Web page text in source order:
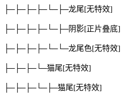
├─├─├─├─└─├─龙尾[无特效]
├─├─├─├─└─├─阴影[正片叠底]
├─├─├─├─└─└─龙尾色[无特效]
├─├─├─└─猫尾[无特效]
├─├─├─└─├─猫尾[无特效]